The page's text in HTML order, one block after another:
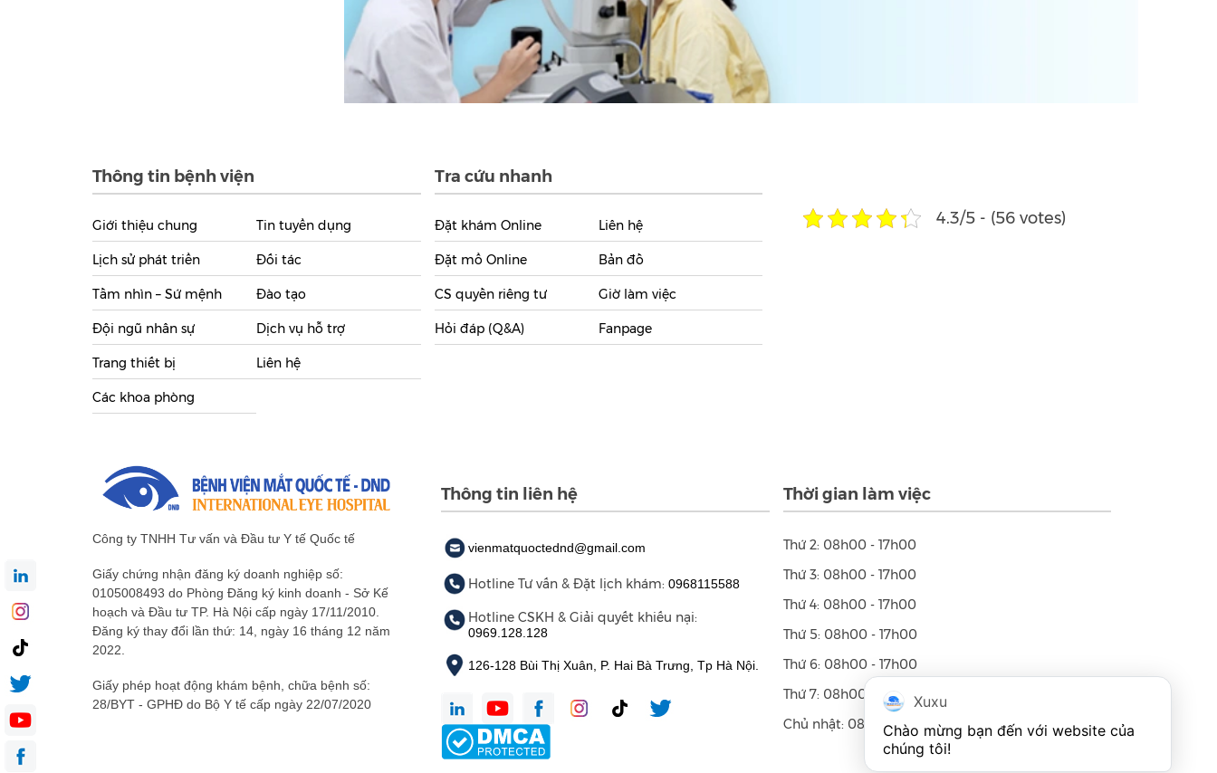
Thông tin bệnh viện
Giới thiệu chung
Lịch sử phát triển
Tầm nhìn – Sứ mệnh
Đội ngũ nhân sự
Trang thiết bị
Các khoa phòng
Tin tuyển dụng
Đối tác
Đào tạo
Dịch vụ hỗ trợ
Liên hệ
Tra cứu nhanh
Đặt khám Online
Đặt mổ Online
CS quyền riêng tư
Hỏi đáp (Q&A)
Liên hệ
Bản đồ
Giờ làm việc
Fanpage
4.3/5 - (56 votes)
Công ty TNHH Tư vấn và Đầu tư Y tế Quốc tế
Giấy chứng nhận đăng ký doanh nghiệp số:
0105008493 do Phòng Đăng ký kinh doanh - Sở Kế
hoạch và Đầu tư TP. Hà Nội cấp ngày 17/11/2010.
Đăng ký thay đổi lần thứ: 14, ngày 16 tháng 12 năm
2022.
Giấy phép hoạt động khám bệnh, chữa bệnh số:
28/BYT - GPHĐ do Bộ Y tế cấp ngày 22/07/2020
Thông tin liên hệ
vienmatquoctednd@gmail.com
Hotline Tư vấn & Đặt lịch khám: 0968115588
Hotline CSKH & Giải quyết khiếu nại:
0969.128.128
126-128 Bùi Thị Xuân, P. Hai Bà Trưng, Tp Hà Nội.
Thời gian làm việc
Thứ 2: 08h00 - 17h00
Thứ 3: 08h00 - 17h00
Thứ 4: 08h00 - 17h00
Thứ 5: 08h00 - 17h00
Thứ 6: 08h00 - 17h00
Thứ 7: 08h00 - 17h00
Chủ nhật: 08h00 - 12h00
Xuxu
Chào mừng bạn đến với website của
chúng tôi!